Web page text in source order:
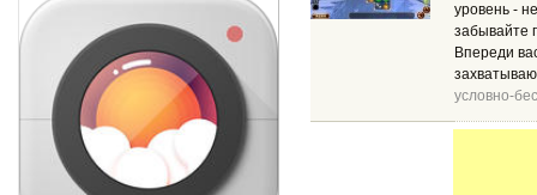
уровень -
забывайте
Впереди
условно-